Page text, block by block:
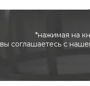
*нажимая на
вы соглашаетесь с